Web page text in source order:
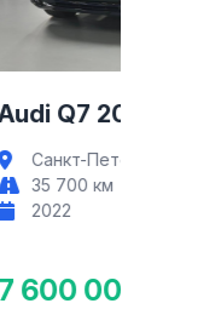
Audi Q8
Санкт-
47 000 км
6 400